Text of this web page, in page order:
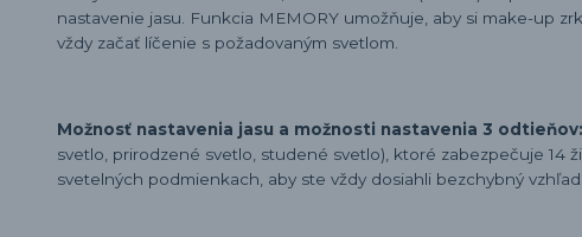
nastavenie jasu. Funkcia MEMORY umožňuje, aby si make-up
vždy začať líčenie s požadovaným svetlom.
Možnosť nastavenia jasu a možnosti nastavenia 3 odtieňov:
svetlo, prirodzené svetlo, studené svetlo), ktoré zabezpečuje 14
svetelných podmienkach, aby ste vždy dosiahli bezchybný vzhľad.